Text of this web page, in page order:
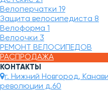
Велоперчатки 19
Защита велосипедиста 8
Велоформа 1
Велоочки 3
РЕМОНТ ВЕЛОСИПЕДОВ
РАСПРОДАЖА
КОНТАКТЫ
г. Нижний Новгород,
революции д.60